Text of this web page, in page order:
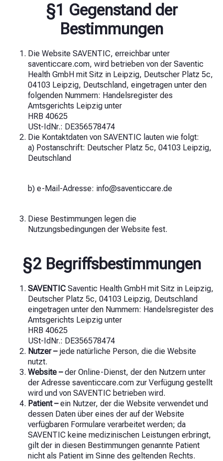
§1 Gegenstand der
Bestimmungen
Die Website SAVENTIC, erreichbar unter
saventiccare.com, wird betrieben von der Saventic
Health GmbH mit Sitz in Leipzig, Deutscher Platz 5c,
04103 Leipzig, Deutschland, eingetragen unter den
folgenden Nummern: Handelsregister des
Amtsgerichts Leipzig unter
HRB 40625
USt-IdNr.: DE356578474
Die Kontaktdaten von SAVENTIC lauten wie folgt:
a) Postanschrift: Deutscher Platz 5c, 04103 Leipzig,
Deutschland
b) e-Mail-Adresse: info@saventiccare.de
Diese Bestimmungen legen die
Nutzungsbedingungen der Website fest.
§2 Begriffsbestimmungen
SAVENTIC Saventic Health GmbH mit Sitz in Leipzig,
Deutscher Platz 5c, 04103 Leipzig, Deutschland
eingetragen unter den Nummern: Handelsregister des
Amtsgerichts Leipzig unter
HRB 40625
USt-IdNr.: DE356578474
Nutzer – jede natürliche Person, die die Website
nutzt.
Website – der Online-Dienst, der den Nutzern unter
der Adresse saventiccare.com zur Verfügung gestellt
wird und von SAVENTIC betrieben wird.
Patient – ein Nutzer, der die Website verwendet und
dessen Daten über eines der auf der Website
verfügbaren Formulare verarbeitet werden; da
SAVENTIC keine medizinischen Leistungen erbringt,
gilt der in diesen Bestimmungen genannte Patient
nicht als Patient im Sinne des geltenden Rechts.